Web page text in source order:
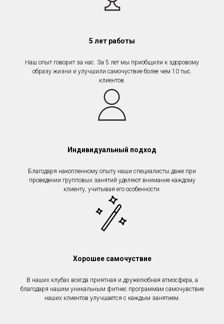
5 лет работы
Наш опыт говорит за нас. За 5 лет мы приобщили к здоровому
образу жизни и улучшили самочуствие более чем 10 тыс.
клиентов.
Индивидуальный подход
Благодаря накопленному опыту наши специалисты даже при
проведении групповых занятий уделяют внимание каждому
клиенту, учитывая его особенности.
Хорошее самочуствие
В наших клубах всегда приятная и дружелюбная атмосфера, а
благодаря нашим уникальным фитнес программам самочувствие
наших клиентов улучшается с каждым занятием.